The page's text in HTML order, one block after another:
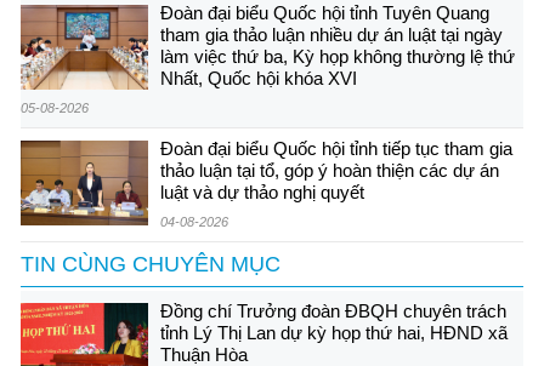
Đoàn đại biểu Quốc hội tỉnh Tuyên Quang
tham gia thảo luận nhiều dự án luật tại ngày
làm việc thứ ba, Kỳ họp không thường lệ thứ
Nhất, Quốc hội khóa XVI
05-08-2026
Đoàn đại biểu Quốc hội tỉnh tiếp tục tham gia
thảo luận tại tổ, góp ý hoàn thiện các dự án
luật và dự thảo nghị quyết
04-08-2026
TIN CÙNG CHUYÊN MỤC
Đồng chí Trưởng đoàn ĐBQH chuyên trách
tỉnh Lý Thị Lan dự kỳ họp thứ hai, HĐND xã
Thuận Hòa